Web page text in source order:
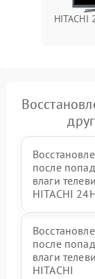
HITACHI
после
влаги
HITACHI
после
влаги
HITACHI